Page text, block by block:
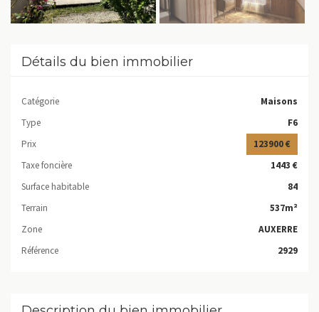
Détails du bien immobilier
Catégorie
Maisons
Type
F6
Prix
123900 €
Taxe foncière
1443 €
Surface habitable
84
Terrain
537m²
Zone
AUXERRE
Référence
2929